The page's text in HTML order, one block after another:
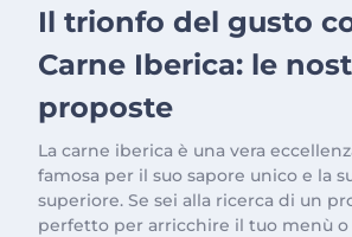
Il trionfo del gusto
Carne Iberica: le
proposte
La carne iberica è una vera
famosa per il suo sapore unico e la
superiore. Se sei alla ricerca di un
perfetto per arricchire il tuo menù